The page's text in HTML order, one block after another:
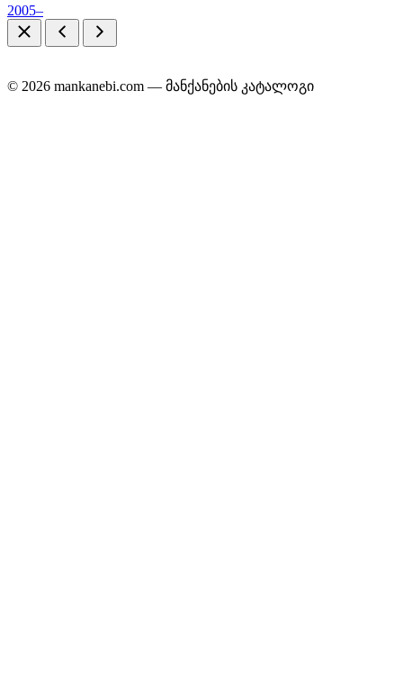
2005–
© 2026 mankanebi.com — მანქანების კატალოგი